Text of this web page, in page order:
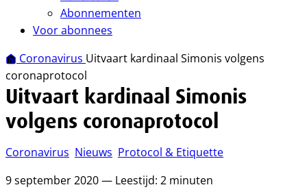
Abonnementen
Voor abonnees
Coronavirus Uitvaart kardinaal Simonis volgens
coronaprotocol
Uitvaart kardinaal Simonis
volgens coronaprotocol
Coronavirus Nieuws Protocol & Etiquette
9 september 2020 — Leestijd: 2 minuten